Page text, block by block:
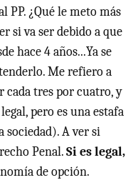
PP. ¿Qué le meto más
si va ser debido a que
hace 4 años...Ya se
Me refiero a
cada tres por cuatro, y
pero es una estafa
sociedad). A ver si
Penal.Si es legal,
de opción.